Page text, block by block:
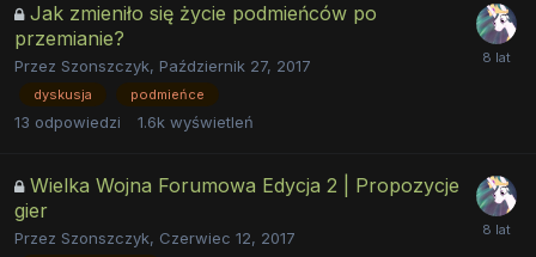
Jak zmieniło się życie podmieńców po
przemianie?
Przez Szonszczyk, Październik 27, 2017
dyskusja podmieńce
13 odpowiedzi 1.6k wyświetleń
Wielka Wojna Forumowa Edycja 2 | Propozycje
gier
Przez Szonszczyk, Czerwiec 12, 2017